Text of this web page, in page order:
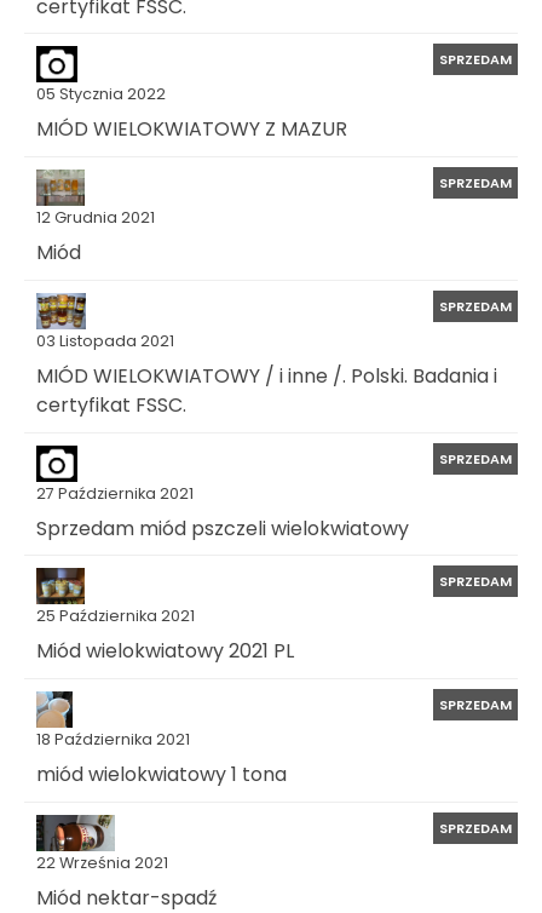
certyfikat FSSC.
05 Stycznia 2022
SPRZEDAM
MIÓD WIELOKWIATOWY Z MAZUR
12 Grudnia 2021
SPRZEDAM
Miód
03 Listopada 2021
SPRZEDAM
MIÓD WIELOKWIATOWY / i inne /. Polski. Badania i
certyfikat FSSC.
27 Października 2021
SPRZEDAM
Sprzedam miód pszczeli wielokwiatowy
25 Października 2021
SPRZEDAM
Miód wielokwiatowy 2021 PL
18 Października 2021
SPRZEDAM
miód wielokwiatowy 1 tona
22 Września 2021
SPRZEDAM
Miód nektar-spadź